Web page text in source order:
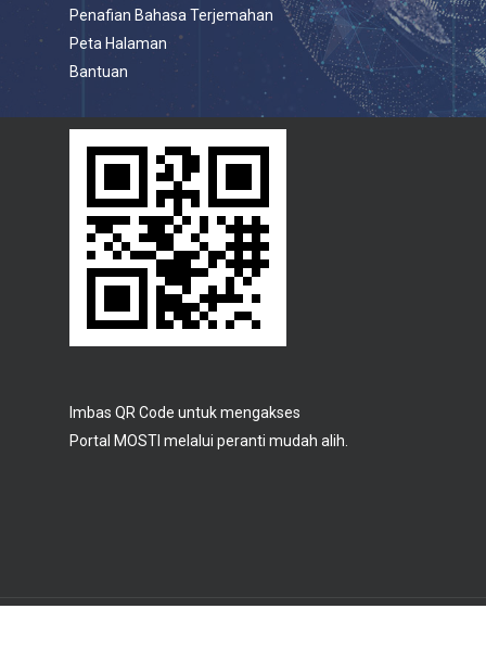
Penafian Bahasa Terjemahan
Peta Halaman
Bantuan
Imbas QR Code untuk mengakses
Portal MOSTI melalui peranti mudah alih.